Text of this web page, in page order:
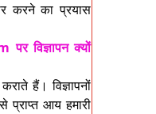
करने का प्रयास
विज्ञापन क्यों
हैं। विज्ञापनों
आय हमारी